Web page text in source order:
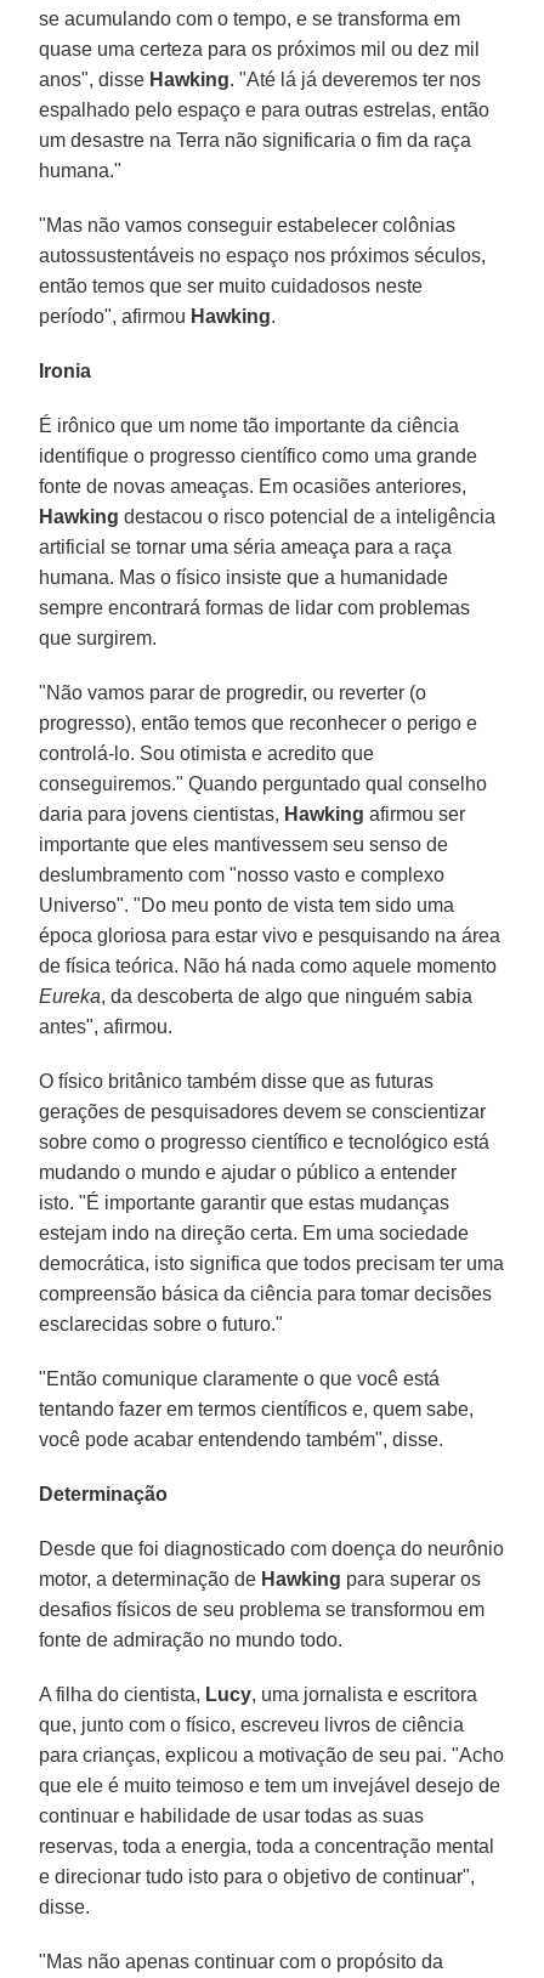
se acumulando com o tempo, e se transforma em
quase uma certeza para os próximos mil ou dez mil
anos", disse Hawking. "Até lá já deveremos ter nos
espalhado pelo espaço e para outras estrelas, então
um desastre na Terra não significaria o fim da raça
humana."
"Mas não vamos conseguir estabelecer colônias
autossustentáveis no espaço nos próximos séculos,
então temos que ser muito cuidadosos neste
período", afirmou Hawking.
Ironia
É irônico que um nome tão importante da ciência
identifique o progresso científico como uma grande
fonte de novas ameaças. Em ocasiões anteriores,
Hawking destacou o risco potencial de a inteligência
artificial se tornar uma séria ameaça para a raça
humana. Mas o físico insiste que a humanidade
sempre encontrará formas de lidar com problemas
que surgirem.
"Não vamos parar de progredir, ou reverter (o
progresso), então temos que reconhecer o perigo e
controlá-lo. Sou otimista e acredito que
conseguiremos." Quando perguntado qual conselho
daria para jovens cientistas, Hawking afirmou ser
importante que eles mantivessem seu senso de
deslumbramento com "nosso vasto e complexo
Universo". "Do meu ponto de vista tem sido uma
época gloriosa para estar vivo e pesquisando na área
de física teórica. Não há nada como aquele momento
Eureka, da descoberta de algo que ninguém sabia
antes", afirmou.
O físico britânico também disse que as futuras
gerações de pesquisadores devem se conscientizar
sobre como o progresso científico e tecnológico está
mudando o mundo e ajudar o público a entender
isto. "É importante garantir que estas mudanças
estejam indo na direção certa. Em uma sociedade
democrática, isto significa que todos precisam ter uma
compreensão básica da ciência para tomar decisões
esclarecidas sobre o futuro."
"Então comunique claramente o que você está
tentando fazer em termos científicos e, quem sabe,
você pode acabar entendendo também", disse.
Determinação
Desde que foi diagnosticado com doença do neurônio
motor, a determinação de Hawking para superar os
desafios físicos de seu problema se transformou em
fonte de admiração no mundo todo.
A filha do cientista, Lucy, uma jornalista e escritora
que, junto com o físico, escreveu livros de ciência
para crianças, explicou a motivação de seu pai. "Acho
que ele é muito teimoso e tem um invejável desejo de
continuar e habilidade de usar todas as suas
reservas, toda a energia, toda a concentração mental
e direcionar tudo isto para o objetivo de continuar",
disse.
"Mas não apenas continuar com o propósito da